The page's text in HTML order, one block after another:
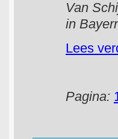
Van
in
Lees
Pagina: